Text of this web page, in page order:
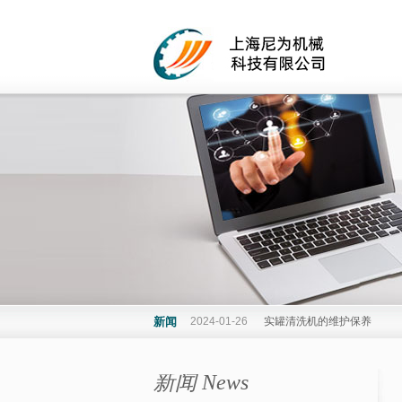
新闻 2024-01-10 黄桃罐头生产线的流程工艺
新闻 News